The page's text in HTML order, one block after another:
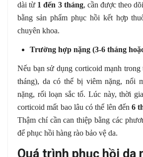
dài từ 1 đến 3 tháng, cần được theo
bằng sản phẩm phục hồi kết hợp
chuyên khoa.
Trường hợp nặng (3-6 tháng
Nếu bạn sử dụng corticoid mạnh
tháng), da có thể bị viêm nặng, nổi
nặng, rối loạn sắc tố. Lúc này, thời
corticoid mất bao lâu có thể lên đến 6
Thậm chí cần can thiệp bằng các
để phục hồi hàng rào bảo vệ da.
Quá trình phục hồi da